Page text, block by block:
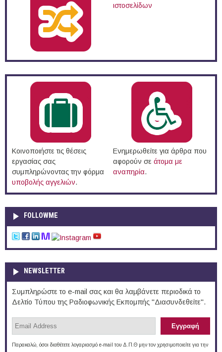
ιστοσελίδων
Κοινοποιήστε τις θέσεις
εργασίας σας
συμπληρώνοντας την φόρμα
υποβολής αγγελιών.
Ενημερωθείτε για άρθρα που
αφορούν σε άτομα με
αναπηρία.
FOLLOWME
NEWSLETTER
Συμπληρώστε το e-mail σας και θα λαμβάνετε περιοδικά το
Δελτίο Τύπου της Ραδιοφωνικής Εκπομπής "Διασυνδεθείτε".
Παρακαλώ, όσοι διαθέτετε λογαριασμό e-mail του Δ.Π.Θ μην τον χρησιμοποιείτε για την